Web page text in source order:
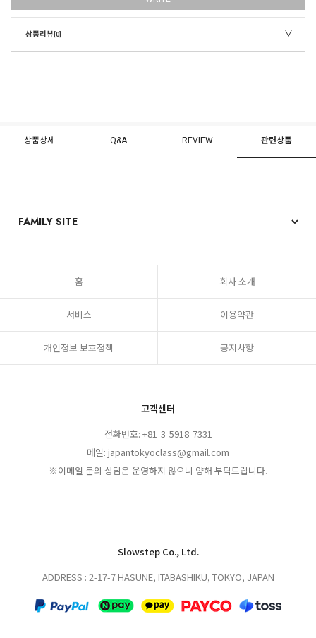
상품리뷰[0]
상품상세 Q&A REVIEW 관련상품
홈 회사 소개
서비스 이용약관
개인정보 보호정책 공지사항
고객센터
전화번호: +81-3-5918-7331
메일: japantokyoclass@gmail.com
※이메일 문의 상담은 운영하지 않으니 양해 부탁드립니다.
Slowstep Co., Ltd.
ADDRESS : 2-17-7 HASUNE, ITABASHIKU, TOKYO, JAPAN